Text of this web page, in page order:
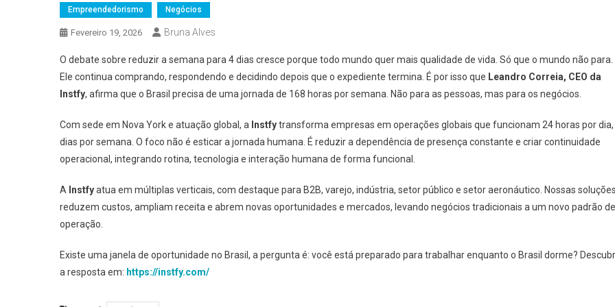
Empreendedorismo Negócios
Fevereiro 19, 2026 Bruna Alves
O debate sobre reduzir a semana para 4 dias cresce porque todo mundo quer mais qualidade de vida. Só que o mundo não para.
Ele continua comprando, respondendo e decidindo depois que o expediente termina. É por isso que Leandro Correia, CEO da
Instfy, afirma que o Brasil precisa de uma jornada de 168 horas por semana. Não para as pessoas, mas para os negócios.
Com sede em Nova York e atuação global, a Instfytransforma empresas em operações globais que funcionam 24 horas por dia,
dias por semana. O foco não é esticar a jornada humana. É reduzir a dependência de presença constante e criar continuidade
operacional, integrando rotina, tecnologia e interação humana de forma funcional.
A Instfyatua em múltiplas verticais, com destaque para B2B, varejo, indústria, setor público e setor aeronáutico. Nossas soluções
reduzem custos, ampliam receita e abrem novas oportunidades e mercados, levando negócios tradicionais a um novo padrão de
operação.
Existe uma janela de oportunidade no Brasil, a pergunta é: você está preparado para trabalhar enquanto o Brasil dorme?
a resposta em: https://instfy.com/